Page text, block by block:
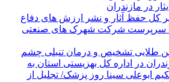
در مازندران
کل حفظ آثار و نشر ارزش های دفاع
سرپرست شرکت شهرک های صنعتی
در اداره کل بهزیستی استان به
ابوعلی سینا روز پزشک/ تجلیل از